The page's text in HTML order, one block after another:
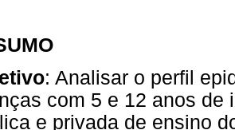
: Analisar o perfil
com 5 e 12 anos de
e privada de ensino